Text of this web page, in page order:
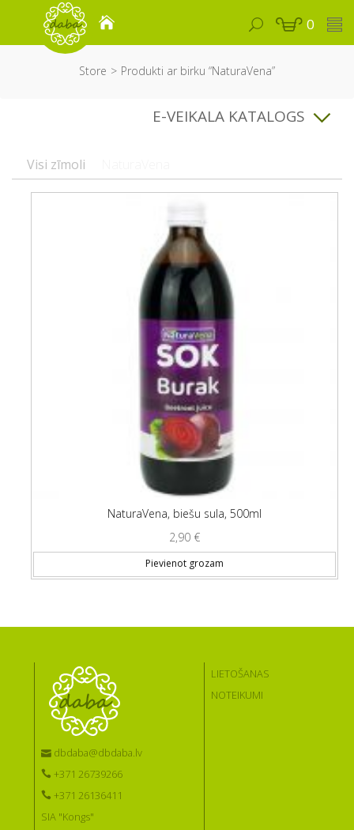
0
Store Produkti ar birku “NaturaVena”
E-VEIKALA KATALOGS
Visi zīmoli
NaturaVena, biešu sula, 500ml
2,90 €
Pievienot grozam
dbdaba@dbdaba.lv
+371 26739266
+371 26136411
SIA "Kongs"
LIETOŠANAS
NOTEIKUMI